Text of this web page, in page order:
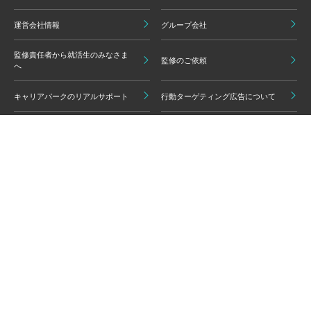
運営会社情報 グループ会社
監修責任者から就活生のみなさま
へ
監修のご依頼
キャリアパークのリアルサポート 行動ターゲティング広告について